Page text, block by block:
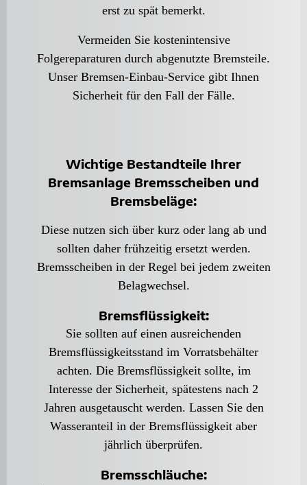
erst zu spät bemerkt.
Vermeiden Sie kostenintensive
Folgereparaturen durch abgenutzte Bremsteile.
Unser Bremsen-Einbau-Service gibt Ihnen
Sicherheit für den Fall der Fälle.
Wichtige Bestandteile Ihrer
Bremsanlage Bremsscheiben und
Bremsbeläge:
Diese nutzen sich über kurz oder lang ab und
sollten daher frühzeitig ersetzt werden.
Bremsscheiben in der Regel bei jedem zweiten
Belagwechsel.
Bremsflüssigkeit:
Sie sollten auf einen ausreichenden
Bremsflüssigkeitsstand im Vorratsbehälter
achten. Die Bremsflüssigkeit sollte, im
Interesse der Sicherheit, spätestens nach 2
Jahren ausgetauscht werden. Lassen Sie den
Wasseranteil in der Bremsflüssigkeit aber
jährlich überprüfen.
Bremsschläuche: